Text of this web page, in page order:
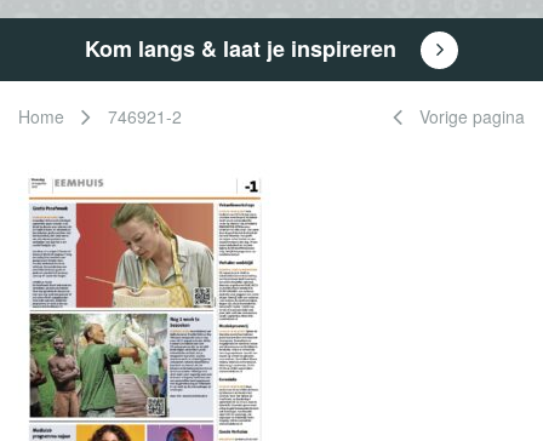
Kom langs & laat je inspireren
Home 746921-2 Vorige pagina